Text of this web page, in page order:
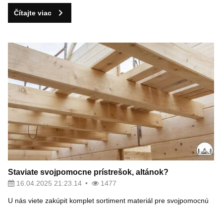
Čítajte viac
Staviate svojpomocne prístrešok, altánok?
16.04.2025 21:23.14 1477
U nás viete zakúpit komplet sortiment materiál pre svojpomocnú